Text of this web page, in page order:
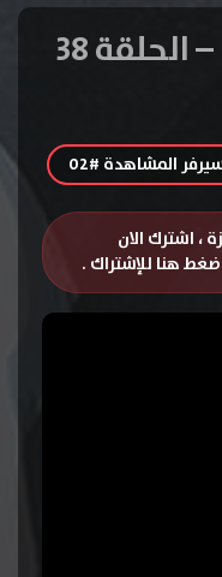
المشاهدة #02
، اشترك الان
هنا للإشتراك .